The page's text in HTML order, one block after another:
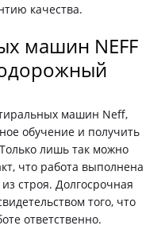
качества.
машин NEFF
машин Neff,
обучение и получить
лишь так можно
что работа выполнена
строя. Долгосрочная
того, что
ответственно.